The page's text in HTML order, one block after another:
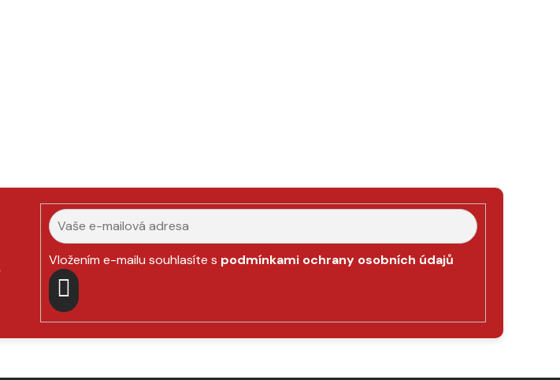
Vložením e-mailu souhlasíte s podmínkami ochrany osobních údajů
PŘIHLÁSIT
SE